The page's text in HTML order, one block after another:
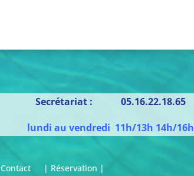
Secrétariat : 05.16.22.18.65
lundi au vendredi 11h/13h 14h/16h
Contact | Réservation |